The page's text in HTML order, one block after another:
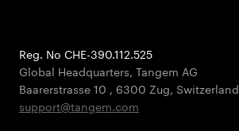
Reg. No CHE-390.112.525
Global Headquarters, Tangem AG
Baarerstrasse 10 , 6300 Zug, Switzerland
support@tangem.com